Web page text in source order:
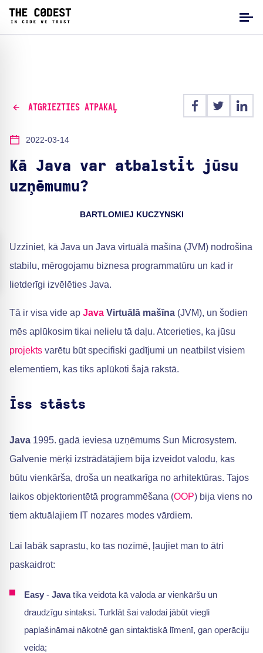
ATGRIEZTIES ATPAKAĻ
2022-03-14
Kā Java var atbalstīt jūsu
uzņēmumu?
BARTLOMIEJ KUCZYNSKI
Uzziniet, kā Java un Java virtuālā mašīna (JVM) nodrošina
stabilu, mērogojamu biznesa programmatūru un kad ir
lietderīgi izvēlēties Java.
Tā ir visa vide ap Java Virtuālā mašīna (JVM), un šodien
mēs aplūkosim tikai nelielu tā daļu. Atcerieties, ka jūsu
projekts varētu būt specifiski gadījumi un neatbilst visiem
elementiem, kas tiks aplūkoti šajā rakstā.
Īss stāsts
Java 1995. gadā ieviesa uzņēmums Sun Microsystem.
Galvenie mērķi izstrādātājiem bija izveidot valodu, kas
būtu vienkārša, droša un neatkarīga no arhitektūras. Tajos
laikos objektorientētā programmēšana (OOP) bija viens no
tiem aktuālajiem IT nozares modes vārdiem.
Lai labāk saprastu, ko tas nozīmē, ļaujiet man to ātri
paskaidrot:
Easy - Javatika veidota kā valoda ar vienkāršu un
draudzīgu sintaksi. Turklāt šai valodai jābūt viegli
paplašināmai nākotnē gan sintaktiskā līmenī, gan operāciju
veidā;